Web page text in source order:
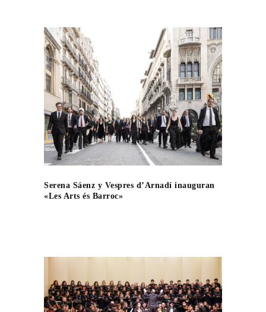
Serena Sáenz y Vespres d’Arnadí inauguran
«Les Arts és Barroc»